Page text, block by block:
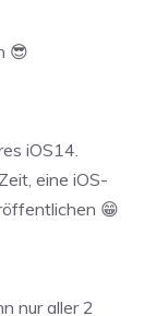
😎
iOS14.
eine iOS-
😁
nur aller 2